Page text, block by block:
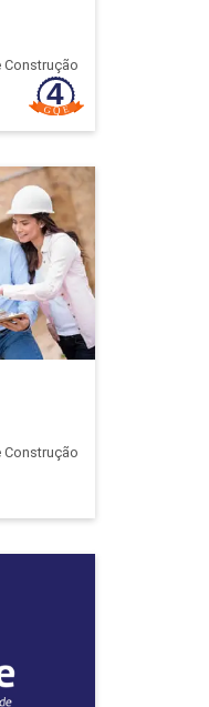
AVALIAÇÃO
AVALIAÇÃO
Construção
Construção
Civil